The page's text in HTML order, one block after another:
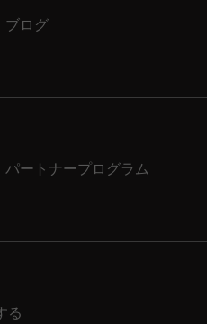
ブログ
パートナープログラム
る